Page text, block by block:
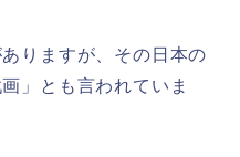
りますが、その日本の
」とも言われていま